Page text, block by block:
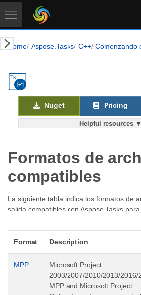
Home Aspose.Tasks C++ Comenzando
Helpful resources ▼
Nuget Pricing
Formatos de
compatibles
La siguiente tabla indica los formatos de
salida compatibles con Aspose.Tasks para
Format Description
MPP
Microsoft Project
2003/2007/2010/2013/2016/
MPP and Microsoft Project